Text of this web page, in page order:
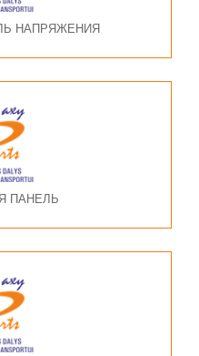
НАПРЯЖЕНИЯ
ПАНЕЛЬ